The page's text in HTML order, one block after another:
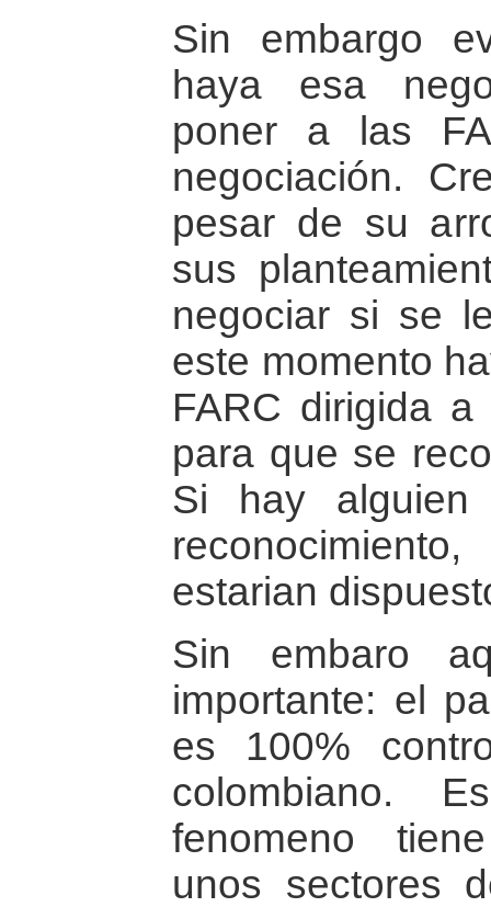
Sin embargo
haya esa
poner a las
negociación.
pesar de su
sus
negociar si se
este momento
FARC dirigida
para que se
Si hay
estarian
Sin embaro
importante: el
es 100%
colombiano.
fenomeno
unos sectores